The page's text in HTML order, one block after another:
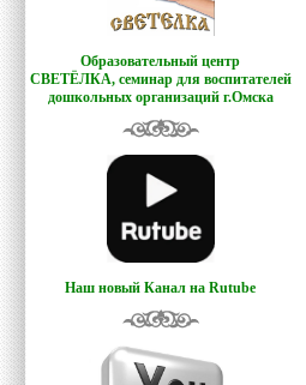
Образовательный центр
СВЕТЁЛКА, семинар для воспитателей
дошкольных организаций г.Омска
Наш новый Канал на Rutube